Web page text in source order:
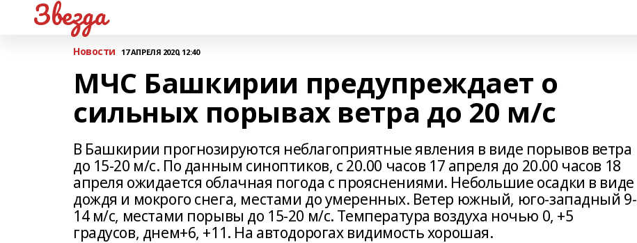
Звезда
Новости 17 АПРЕЛЯ 2020, 12:40
МЧС Башкирии предупреждает о
сильных порывах ветра до 20 м/с
В Башкирии прогнозируются неблагоприятные явления в виде порывов ветра
до 15-20 м/с. По данным синоптиков, с 20.00 часов 17 апреля до 20.00 часов 18
апреля ожидается облачная погода с прояснениями. Небольшие осадки в виде
дождя и мокрого снега, местами до умеренных. Ветер южный, юго-западный 9-
14 м/с, местами порывы до 15-20 м/с. Температура воздуха ночью 0, +5
градусов, днем+6, +11. На автодорогах видимость хорошая.